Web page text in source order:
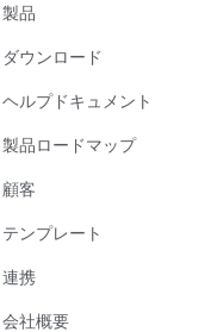
製品
ダウンロード
ヘルプドキュメント
製品ロードマップ
顧客
テンプレート
連携
会社概要